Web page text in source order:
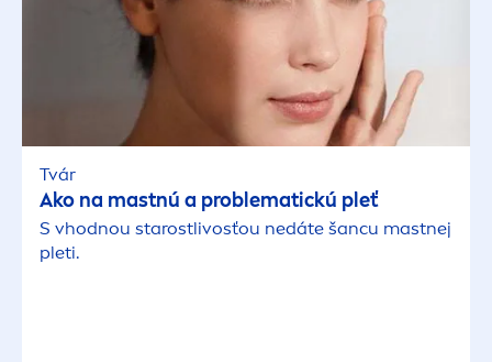
Tvár
Ako na mastnú a problematickú pleť
S vhodnou starostlivosťou nedáte šancu mastnej
pleti.